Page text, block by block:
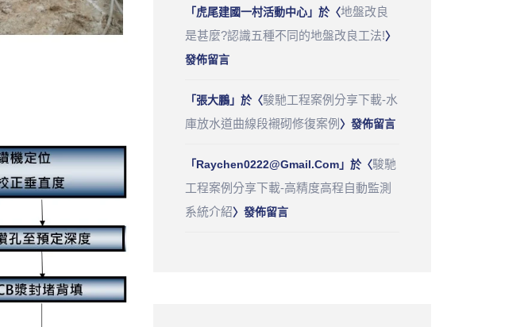
「 虎尾建國一村活動中心」於〈地盤改良
是甚麼?認識五種不同的地盤改良工法!〉
發佈留言
「張大鵬」於〈駿馳工程案例分享下載-水
庫放水道曲線段襯砌修復案例 〉發佈留言
「 Raychen0222@gmail.com」於〈駿馳
工程案例分享下載-高精度高程自動監測
系統介紹〉發佈留言